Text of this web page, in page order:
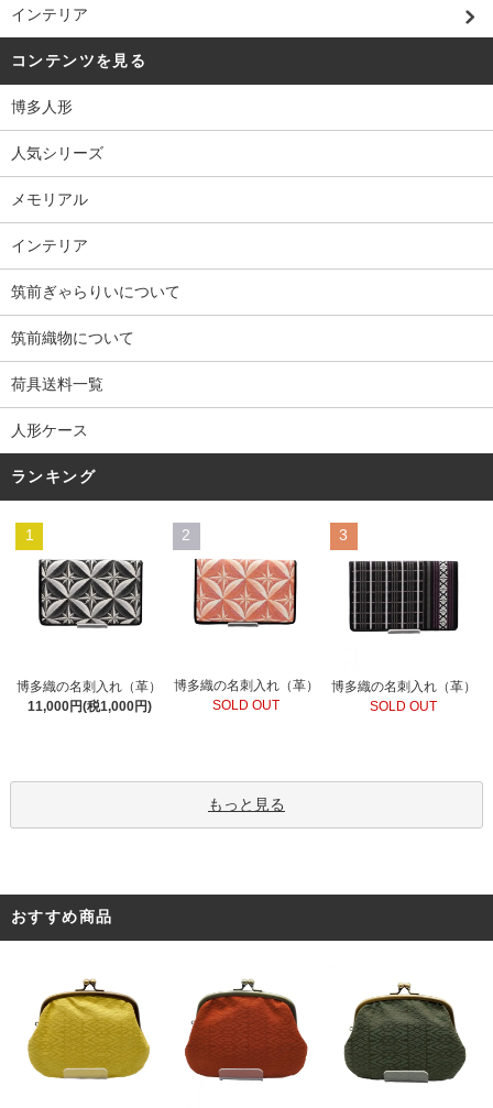
インテリア
コンテンツを見る
博多人形
人気シリーズ
メモリアル
インテリア
筑前ぎゃらりいについて
筑前織物について
荷具送料一覧
人形ケース
ランキング
1
博多織の名刺入れ（革）
11,000円(税1,000円)
2
博多織の名刺入れ（革）
SOLD OUT
3
博多織の名刺入れ（革）
SOLD OUT
もっと見る
おすすめ商品